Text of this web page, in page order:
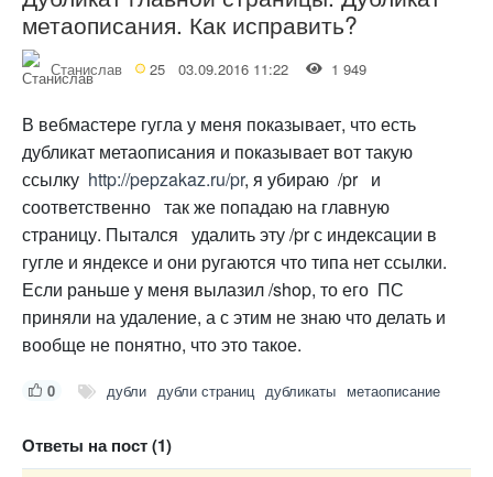
метаописания. Как исправить?
Станислав 25 03.09.2016 11:22 1 949
В вебмастере гугла у меня показывает, что есть
дубликат метаописания и показывает вот такую
ссылку http://pepzakaz.ru/pr, я убираю /pr и
соответственно так же попадаю на главную
страницу. Пытался удалить эту /pr с индексации в
гугле и яндексе и они ругаются что типа нет ссылки.
Если раньше у меня вылазил /shop, то его ПС
приняли на удаление, а с этим не знаю что делать и
вообще не понятно, что это такое.
0 дубли дубли страниц дубликаты метаописание
Ответы на пост (1)